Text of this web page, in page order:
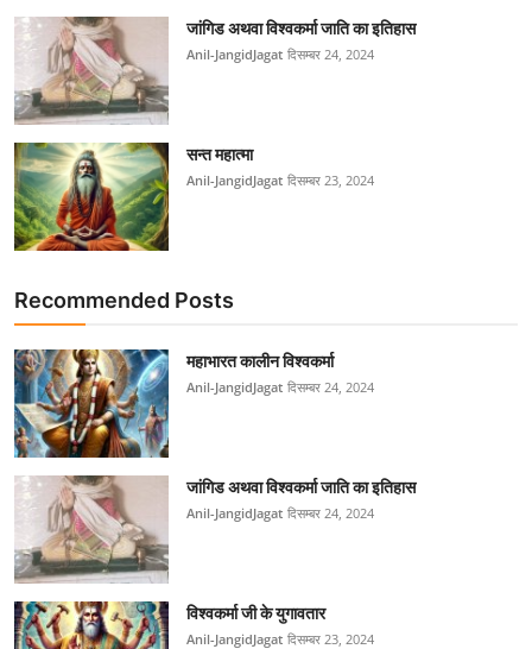
जांगिड अथवा विश्वकर्मा जाति का इतिहास
Anil-JangidJagat दिसम्बर 24, 2024
सन्त महात्मा
Anil-JangidJagat दिसम्बर 23, 2024
Recommended Posts
महाभारत कालीन विश्वकर्मा
Anil-JangidJagat दिसम्बर 24, 2024
जांगिड अथवा विश्वकर्मा जाति का इतिहास
Anil-JangidJagat दिसम्बर 24, 2024
विश्वकर्मा जी के युगावतार
Anil-JangidJagat दिसम्बर 23, 2024